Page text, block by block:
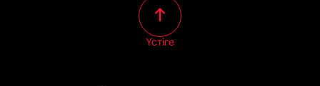
Үстіге